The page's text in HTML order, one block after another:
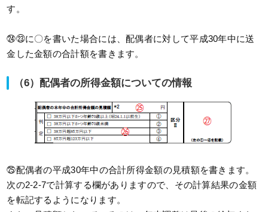
す。
㉔㉓に〇を書いた場合には、配偶者に対して平成30年中に送
金した金額の合計額を書きます。
（6）配偶者の所得金額についての情報
㉕配偶者の平成30年中の合計所得金額の見積額を書きます。
次の2-2-7で計算する欄がありますので、その計算結果の金額
を転記するようになります。